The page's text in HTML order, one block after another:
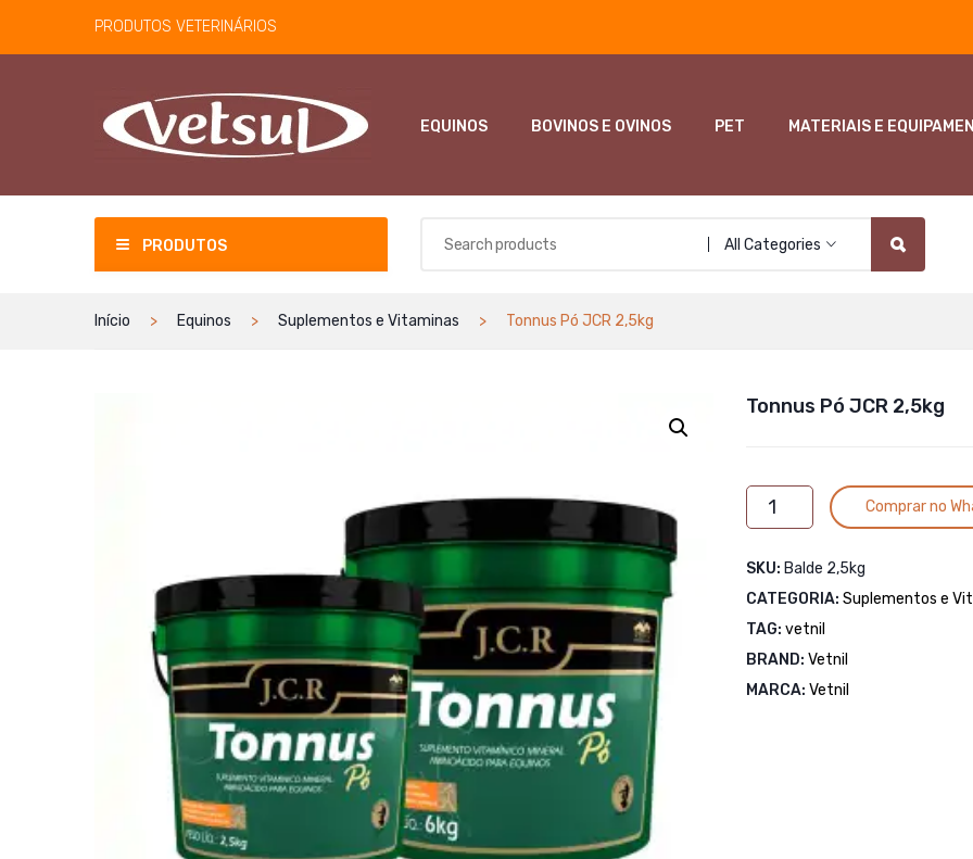
PRODUTOS VETERINÁRIOS
EQUINOS BOVINOS E OVINOS PET MATERIAIS E
PRODUTOS All Categories
Início Equinos Suplementos e Vitaminas Tonnus Pó JCR 2,5kg
Tonnus Pó JCR 2,5kg
Tonnus
Pó
2,5kg
quantidade
Comprar no
SKU: Balde 2,5kg
CATEGORIA: Suplementos e
TAG: vetnil
BRAND: Vetnil
MARCA: Vetnil